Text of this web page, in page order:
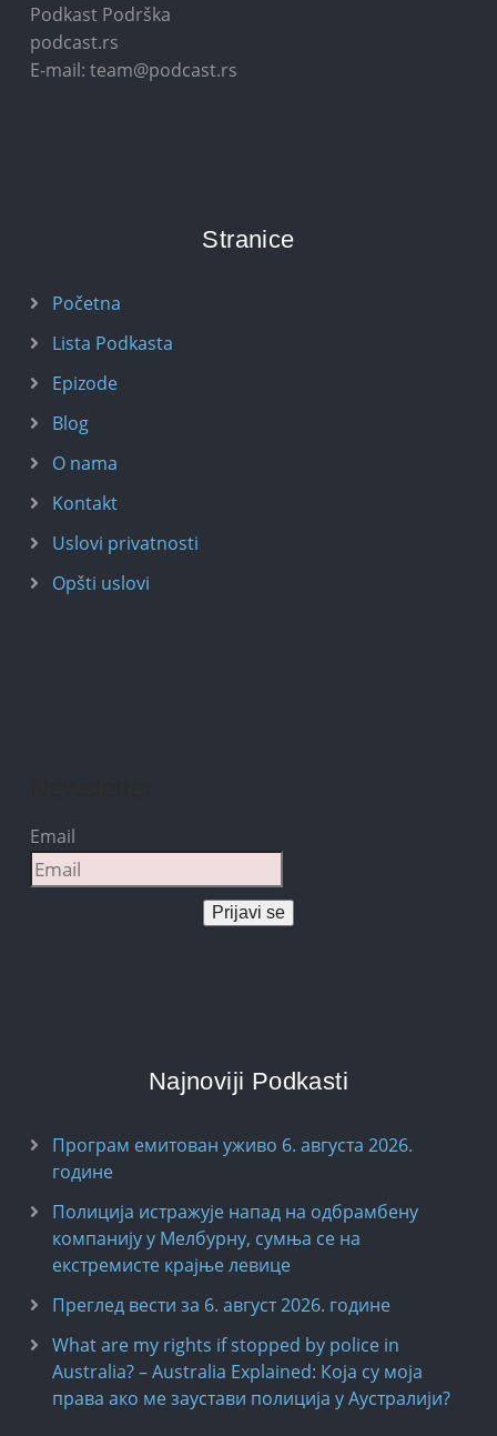
Podkast Podrška
podcast.rs
E-mail: team@podcast.rs
Stranice
Početna
Lista Podkasta
Epizode
Blog
O nama
Kontakt
Uslovi privatnosti
Opšti uslovi
Email
Prijavi se
Najnoviji Podkasti
Програм емитован уживо 6. августа 2026.
годинe
Полиција истражује напад на одбрамбену
компанију у Мелбурну, сумња се на
екстремисте крајње левице
Преглед вести за 6. август 2026. године
What are my rights if stopped by police in
Australia? – Australia Explained: Која су моја
права ако ме заустави полиција у Аустралији?